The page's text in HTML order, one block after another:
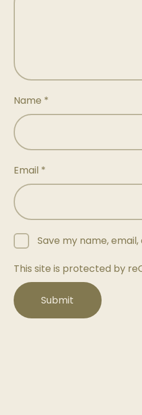
Name *
Email *
Save my name,
This site is protected by